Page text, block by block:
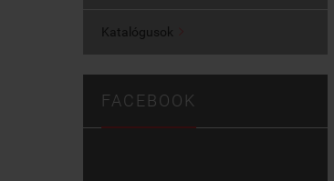
Katalógusok
FACEBOOK